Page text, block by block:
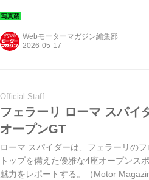
Webモーターマガジン編集部
Official Staff
フェラーリ ローマ スパイ
オープンGT
ローマ スパイダーは、フェラーリの
トップを備えた優雅な4座オープンス
魅力をレポートする。（Motor